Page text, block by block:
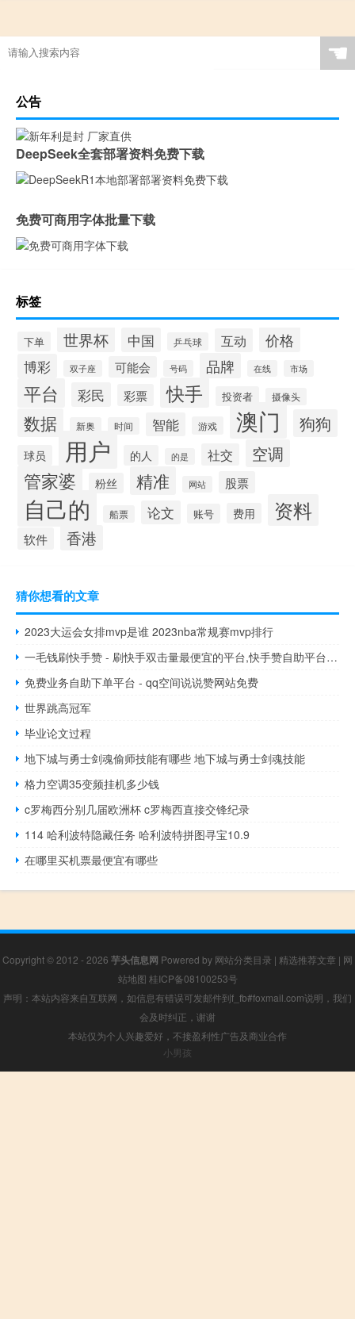
☚
公告
DeepSeek全套部署资料免费下载
免费可商用字体批量下载
标签
下单 世界杯 中国 乒乓球 互动 价格
博彩 双子座 可能会 号码 品牌 在线 市场
平台 彩民 彩票 快手 投资者 摄像头
数据 新奥 时间 智能 游戏 澳门 狗狗
球员 用户 的人 的是 社交 空调
管家婆 粉丝 精准 网站 股票
自己的 船票 论文 账号 费用 资料
软件 香港
猜你想看的文章
2023大运会女排mvp是谁 2023nba常规赛mvp排行
一毛钱刷快手赞 - 刷快手双击量最便宜的平台,快手赞自助平台下单
免费业务自助下单平台 - qq空间说说赞网站免费
世界跳高冠军
毕业论文过程
地下城与勇士剑魂偷师技能有哪些 地下城与勇士剑魂技能
格力空调35变频挂机多少钱
c罗梅西分别几届欧洲杯 c罗梅西直接交锋纪录
114 哈利波特隐藏任务 哈利波特拼图寻宝10.9
在哪里买机票最便宜有哪些
Copyright © 2012 - 2026 芋头信息网 Powered by 网站分类目录 | 精选推荐文章 | 网
站地图 桂ICP备08100253号
声明：本站内容来自互联网，如信息有错误可发邮件到f_fb#foxmail.com说明，我们
会及时纠正，谢谢
本站仅为个人兴趣爱好，不接盈利性广告及商业合作
小男孩